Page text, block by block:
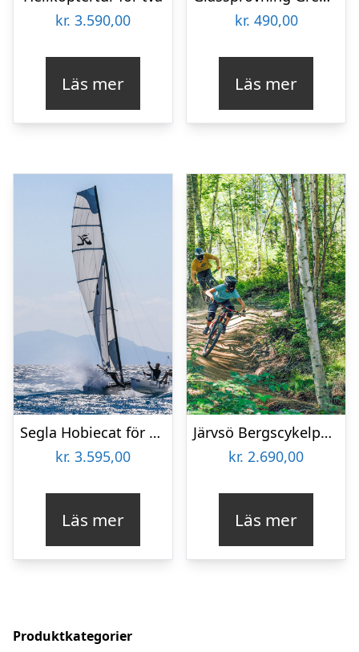
kr. 3.590,00
Läs mer
kr. 490,00
Läs mer
Segla Hobiecat för två
kr. 3.595,00
Läs mer
Järvsö Bergscykelpark för två
kr. 2.690,00
Läs mer
Produktkategorier